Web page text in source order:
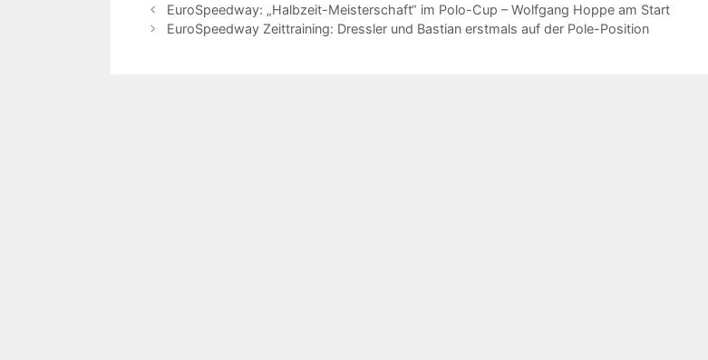
EuroSpeedway: „Halbzeit-Meisterschaft“ im Polo-Cup – Wolfgang Hoppe am Start
EuroSpeedway Zeittraining: Dressler und Bastian erstmals auf der Pole-Position